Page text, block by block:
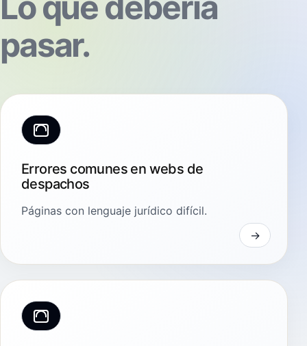
pasar.
Errores comunes en webs de
despachos
Páginas con lenguaje jurídico difícil.